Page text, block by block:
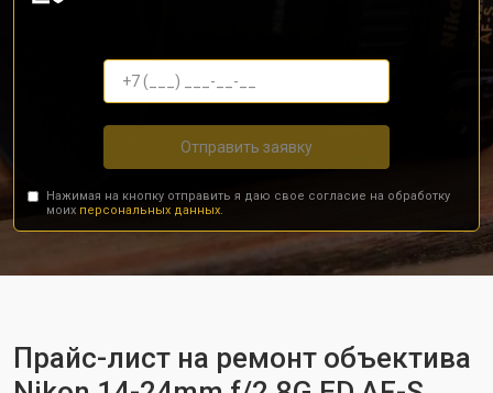
Отправить заявку
Нажимая на кнопку отправить я даю свое согласие на обработку
моих персональных данных.
Прайс-лист на ремонт объектива